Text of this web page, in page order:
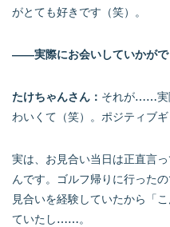
がとても好きです（笑）。
――実際にお会いしていかがで
たけちゃんさん： それが……実
わいくて（笑）。ポジティブギ
実は、お見合い当日は正直言
んです。ゴルフ帰りに行った
見合いを経験していたから「
ていたし……。